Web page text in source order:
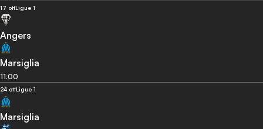
17 ottLigue 1
Angers
Marsiglia
11:00
24 ottLigue 1
Marsiglia